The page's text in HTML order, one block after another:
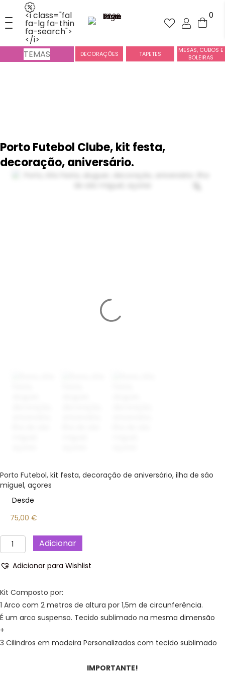
<i class="fal
fa-lg fa-thin
fa-search">
</i>
0
TEMAS DECORAÇÕES TAPETES
MESAS, CUBOS E
BOLEIRAS
Porto Futebol Clube, kit festa,
decoração, aniversário.
Porto Futebol, kit festa, decoração de aniversário, ilha de são
miguel, açores
Desde
75,00 €
Quantidade
de
Porto
Futebol
kit
festa,
decoração,
aniversário.
Adicionar
Adicionar para Wishlist
Kit Composto por:
1 Arco com 2 metros de altura por 1,5m de circunferência.
É um arco suspenso. Tecido sublimado na mesma dimensão
+
3 Cilindros em madeira Personalizados com tecido sublimado
IMPORTANTE!